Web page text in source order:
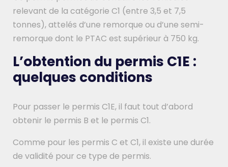
relevant de la catégorie C1 (entre 3,5 et 7,5
tonnes), attelés d’une remorque ou d’une semi-
remorque dont le PTAC est supérieur à 750 kg.
L’obtention du permis C1E :
quelques conditions
Pour passer le permis C1E, il faut tout d’abord
obtenir le permis B et le permis C1.
Comme pour les permis C et C1, il existe une durée
de validité pour ce type de permis.